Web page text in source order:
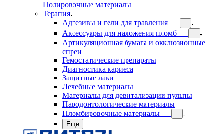
Полировочные материалы
Терапия
Адгезивы и гели для травления
Аксессуары для наложения пломб
Артикуляционная бумага и окклюзионные
спреи
Гемостатические препараты
Диагностика кариеса
Защитные лаки
Лечебные материалы
Материалы для девитализации пульпы
Пародонтологические материалы
Пломбировочные материалы
Еще